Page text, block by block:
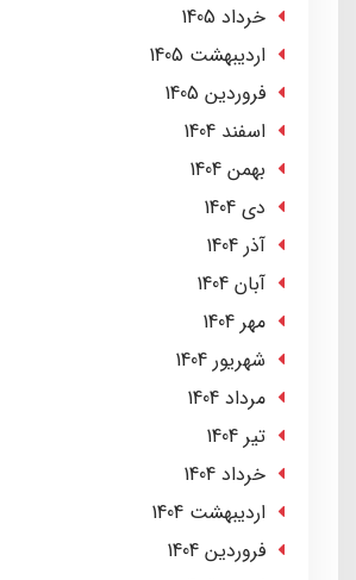
خرداد 1405
ارديبهشت 1405
فروردین 1405
اسفند 1404
بهمن 1404
دی 1404
آذر 1404
آبان 1404
مهر 1404
شهریور 1404
مرداد 1404
تير 1404
خرداد 1404
ارديبهشت 1404
فروردین 1404